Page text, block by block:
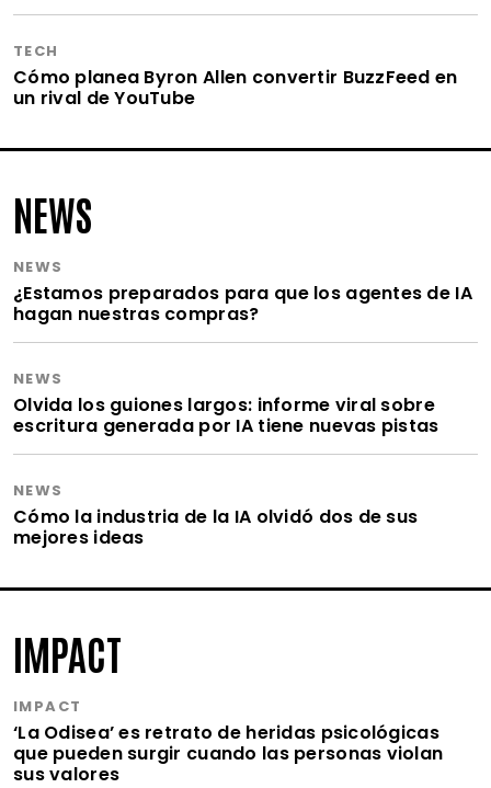
TECH
Cómo planea Byron Allen convertir BuzzFeed en
un rival de YouTube
NEWS
NEWS
¿Estamos preparados para que los agentes de IA
hagan nuestras compras?
NEWS
Olvida los guiones largos: informe viral sobre
escritura generada por IA tiene nuevas pistas
NEWS
Cómo la industria de la IA olvidó dos de sus
mejores ideas
IMPACT
IMPACT
‘La Odisea’ es retrato de heridas psicológicas
que pueden surgir cuando las personas violan
sus valores